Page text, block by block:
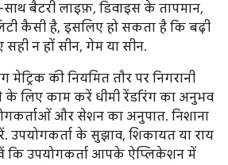
बैटरी लाइफ़, डिवाइस के तापमान,
कैसी है, इसलिए हो सकता है कि बढ़ी
न हों सीन, गेम या सीन.
मेट्रिक की नियमित तौर पर निगरानी
लिए काम करें धीमी रेंडरिंग का अनुभव
और सेशन का अनुपात. निशाना
उपयोगकर्ता के सुझाव, शिकायत या राय
कि उपयोगकर्ता आपके ऐप्लिकेशन में